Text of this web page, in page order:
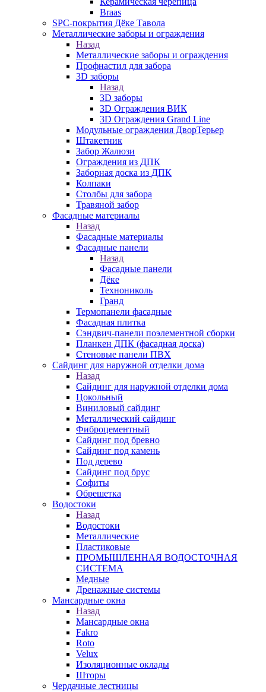
Braas
SPC-покрытия Дёке Тавола
Металлические заборы и ограждения
Назад
Металлические заборы и ограждения
Профнастил для забора
3D заборы
Назад
3D заборы
3D Ограждения ВИК
3D Ограждения Grand Line
Модульные ограждения ДворТерьер
Штакетник
Забор Жалюзи
Ограждения из ДПК
Заборная доска из ДПК
Колпаки
Столбы для забора
Травяной забор
Фасадные материалы
Назад
Фасадные материалы
Фасадные панели
Назад
Фасадные панели
Дёке
Технониколь
Гранд
Термопанели фасадные
Фасадная плитка
Сэндвич-панели поэлементной сборки
Планкен ДПК (фасадная доска)
Стеновые панели ПВХ
Сайдинг для наружной отделки дома
Назад
Сайдинг для наружной отделки дома
Цокольный
Виниловый сайдинг
Металлический сайдинг
Фиброцементный
Сайдинг под бревно
Сайдинг под камень
Под дерево
Сайдинг под брус
Софиты
Обрешетка
Водостоки
Назад
Водостоки
Металлические
Пластиковые
ПРОМЫШЛЕННАЯ ВОДОСТОЧНАЯ
СИСТЕМА
Медные
Дренажные системы
Мансардные окна
Назад
Мансардные окна
Fakro
Roto
Velux
Изоляционные оклады
Шторы
Чердачные лестницы